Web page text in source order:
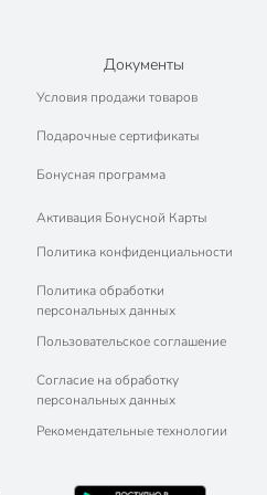
7 см
1 шт
0.1 л
Борисовская
без
антипригарного
поштучно
фарфор
Документы
Условия продажи товаров
Подарочные сертификаты
Бонусная программа
Активация Бонусной Карты
Политика конфиденциальности
Политика обработки
персональных данных
Пользовательское соглашение
Согласие на обработку
персональных данных
Рекомендательные технологии